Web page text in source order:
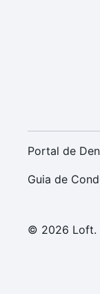
Portal de
Guia de
© 2026 Loft.